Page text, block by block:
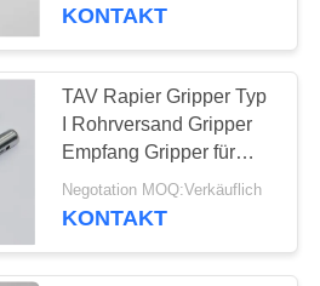
sulzer
61
KONTAKT
TAV Rapier Gripper Typ
I Rohrversand Gripper
Empfang Gripper für
Capet Webstuhl
Negotation MOQ:Verkäuflich
KONTAKT